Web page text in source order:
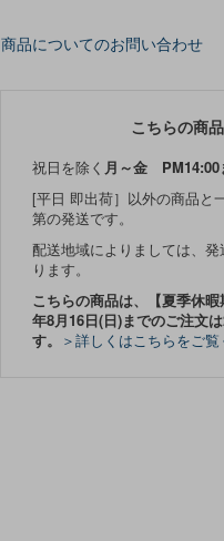
商品についてのお問い合わせ
こちらの商
祝日を除く 月～金 PM14:00
[平日 即出荷］以外の商品と
第の発送です。
配送地域によりましては、
ります。
こちらの商品は、【夏季休
年8月16日(日)までのご注文
す。
＞詳しくはこちらをご